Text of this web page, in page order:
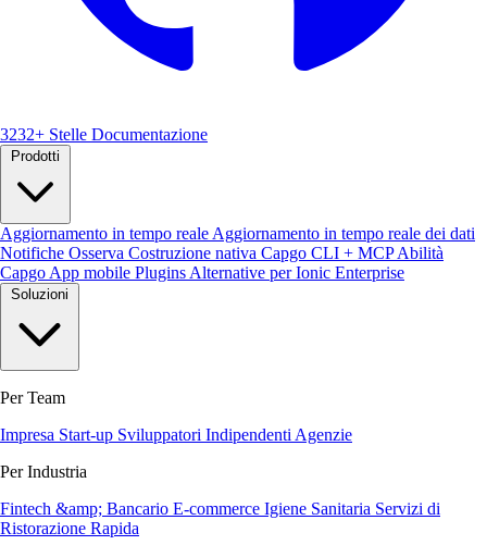
3232+ Stelle Documentazione
Prodotti
Aggiornamento in tempo reale Aggiornamento in tempo reale dei dati
Notifiche Osserva Costruzione nativa Capgo CLI + MCPAbilità
Capgo App mobile Plugins Alternative per Ionic Enterprise
Soluzioni
Per Team
Impresa Start-up Sviluppatori Indipendenti Agenzie
Per Industria
Fintech &amp; Bancario E-commerce Igiene Sanitaria Servizi di
Ristorazione Rapida